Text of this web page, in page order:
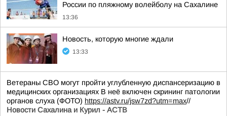
России по пляжному волейболу на Сахалине
13:36
Новость, которую многие ждали
13:33
Ветераны СВО могут пройти углубленную диспансеризацию в
медицинских организациях В неё включен скрининг патологии
органов слуха (ФОТО) https://astv.ru/jsw7zd?utm=max//
Новости Сахалина и Курил - АСТВ